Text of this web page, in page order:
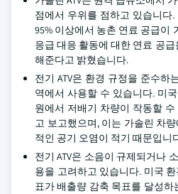
점에서 우위를 점하고 있습니다
95% 이상에서 농촌 연료 공급이
응급 대응 활동에 대한 연료 공
해준다고 밝혔습니다.
전기 ATV은 환경 규정을 준수하
역에서 사용할 수 있습니다. 미
원에서 저배기 차량이 작동할
고 보고했으며, 이는 가솔린 차
적인 공기 오염이 적기 때문입니
전기 ATV은 소음이 규제되거나
용을 고려하고 있습니다. 미국
표가 배출량 감축 목표를 달성